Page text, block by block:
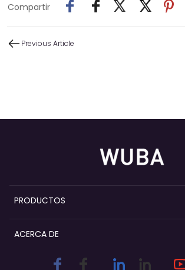
Compartir
Previous Article
PRODUCTOS
ACERCA DE
Descripción general de Wuba